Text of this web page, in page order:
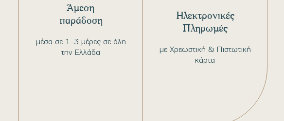
μέσα σε 1-3 μέρες σε όλη
την Ελλάδα
Άμεση
παράδοση
με Χρεωστική & Πιστωτική
κάρτα
Ηλεκτρονικές
Πληρωμές